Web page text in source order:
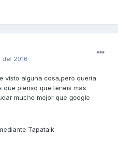
2016
visto alguna cosa,pero queria
pienso que teneis mas
mucho mejor que google
Tapatalk